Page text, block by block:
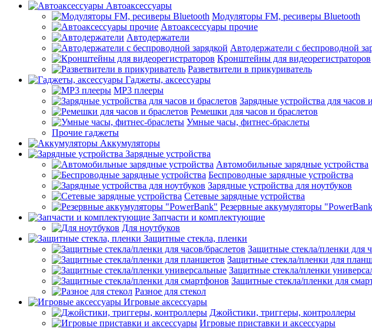
Автоаксессуары
Модуляторы FM, ресиверы Bluetooth
Автоаксессуары прочие
Автодержатели
Автодержатели с беспроводной
Кронштейны для видеорегистраторов
Разветвители в прикуриватель
Гаджеты, аксессуары
MP3 плееры
Зарядные устройства для часов
Ремешки для часов и браслетов
Умные часы, фитнес-браслеты
Прочие гаджеты
Аккумуляторы
Зарядные устройства
Автомобильные зарядные устройства
Беспроводные зарядные устройства
Зарядные устройства для ноутбуков
Сетевые зарядные устройства
Резервные аккумуляторы
Запчасти и комплектующие
Для ноутбуков
Защитные стекла, пленки
Защитные стекла/пленки для
Защитные стекла/пленки для
Защитные стекла/пленки
Защитные стекла/пленки для
Разное для стекол
Игровые аксессуары
Джойстики, триггеры, контроллеры
Игровые приставки и аксессуары